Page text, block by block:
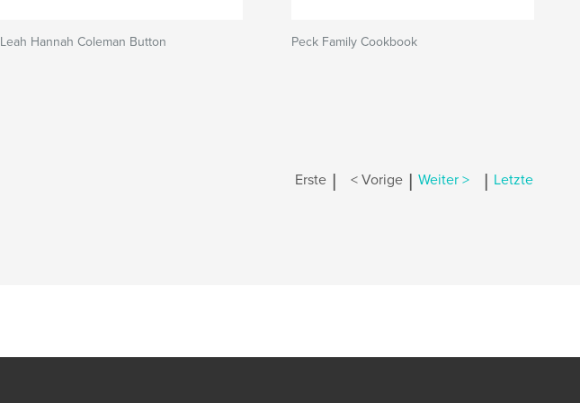
Leah Hannah Coleman Button Peck Family Cookbook
Erste | < Vorige | Weiter > | Letzte